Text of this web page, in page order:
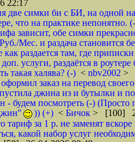
22:17
две симки би с БИ, на одной
что на практике непонятно.
зависит, обе симки
Мес. и раздача становится
как раздается там, где
доп. услуги, раздаётся в
такая халява? (-) < nbv2002 >
заказ на перевод
джина из и бутылки и
- будем посмотреть (-) (Просто
)) (+) < Бичок > [100]
тариф за 1 р. не заменят
какой набор услуг